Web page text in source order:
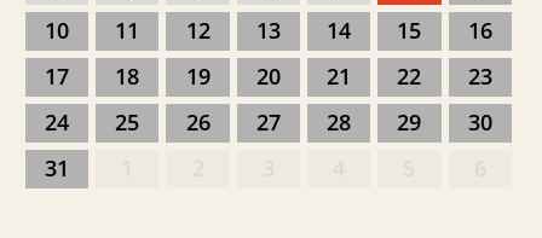
10
11 12 13 14 15
16
17
18 19 20 21 22
23
24
25 26 27 28 29
30
31